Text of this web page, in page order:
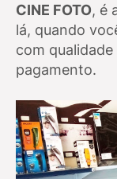
CINE FOTO, é
lá, quando
com
pagamento.